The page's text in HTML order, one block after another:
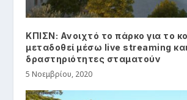
ΚΠΙΣΝ: Ανοιχτό το πάρκο για το
μεταδοθεί μέσω live streaming
δραστηριότητες σταματούν
5 Νοεμβρίου, 2020